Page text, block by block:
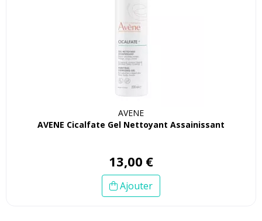
AVENE
AVENE Cicalfate Gel Nettoyant Assainissant
13,00 €
Ajouter